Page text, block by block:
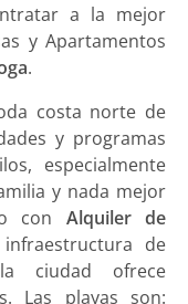
a la mejor
y Apartamentos
.
costa norte de
y programas
especialmente
y nada mejor
con Alquiler de
de
ciudad ofrece
Las playas son: